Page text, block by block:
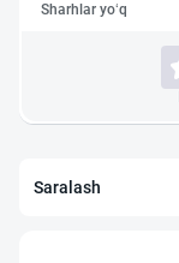
Sharhlar yo‘q
Saralash